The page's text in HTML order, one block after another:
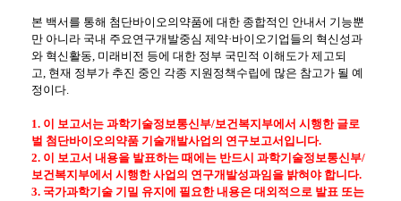
본 백서를 통해 첨단바이오의약품에 대한 종합적인 안내서 기능뿐
만 아니라 국내 주요연구개발중심 제약·바이오기업들의 혁신성과
와 혁신활동, 미래비전 등에 대한 정부 국민적 이해도가 제고되
고, 현재 정부가 추진 중인 각종 지원정책수립에 많은 참고가 될 예
정이다.
1. 이 보고서는 과학기술정보통신부/보건복지부에서 시행한 글로
벌 첨단바이오의약품 기술개발사업의 연구보고서입니다.
2. 이 보고서 내용을 발표하는 때에는 반드시 과학기술정보통신부/
보건복지부에서 시행한 사업의 연구개발성과임을 밝혀야 합니다.
3. 국가과학기술 기밀 유지에 필요한 내용은 대외적으로 발표 또는